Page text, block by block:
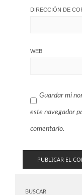
DIRECCIÓN DE
WEB
Guardar mi
este navegador
comentario.
BUSCAR